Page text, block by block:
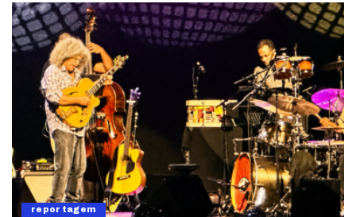
reportagem